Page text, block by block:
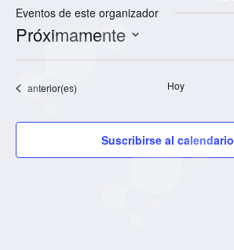
Eventos de este organizador
Próximamente
FECHA.
Eventos
anterior(es) Hoy
Suscribirse al calendario